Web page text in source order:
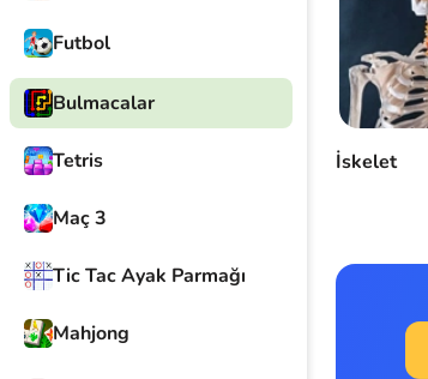
Futbol
Bulmacalar
Tetris
Maç 3
Tic Tac Ayak Parmağı
Mahjong
İskelet